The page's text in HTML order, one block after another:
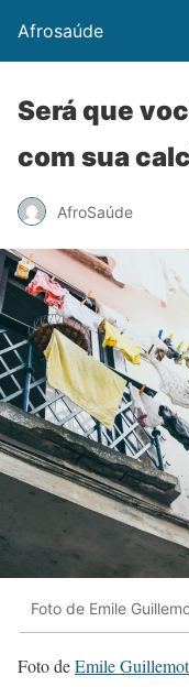
Afrosaúde
Será que
com sua
AfroSaúde
Foto de Emile
Foto deEmile Guillemot